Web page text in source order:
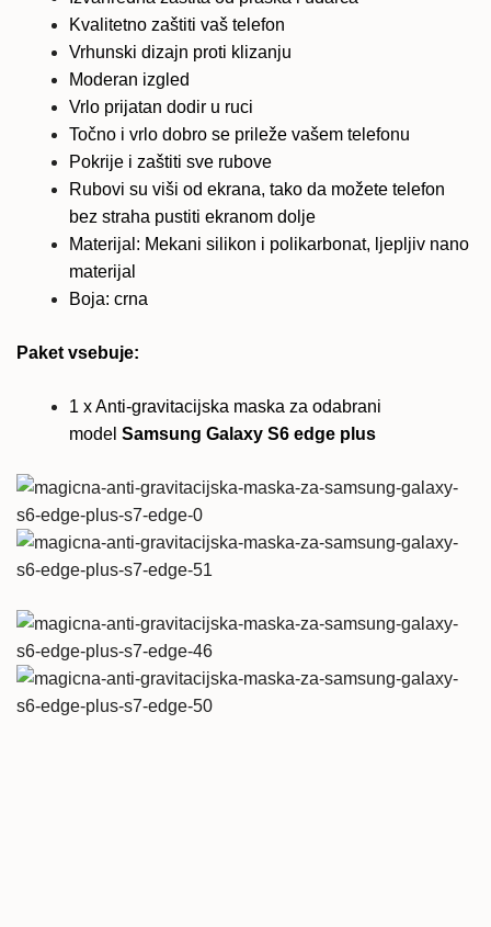
Kvalitetno zaštiti vaš telefon
Vrhunski dizajn proti klizanju
Moderan izgled
Vrlo prijatan dodir u ruci
Točno i vrlo dobro se prileže vašem telefonu
Pokrije i zaštiti sve rubove
Rubovi su viši od ekrana, tako da možete telefon
bez straha pustiti ekranom dolje
Materijal: Mekani silikon i polikarbonat, ljepljiv nano
materijal
Boja: crna
Paket vsebuje:
1 x Anti-gravitacijska maska za odabrani
model Samsung Galaxy S6 edge plus